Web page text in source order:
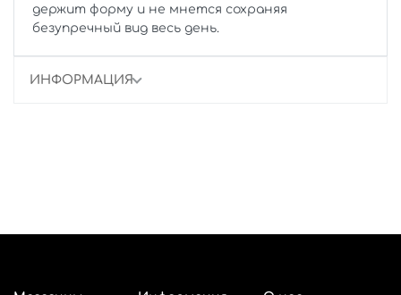
держит форму и не мнется сохраняя
безупречный вид весь день.
ИНФОРМАЦИЯ